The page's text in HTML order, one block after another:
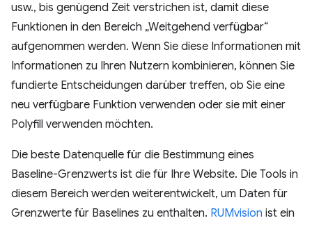
usw., bis genügend Zeit verstrichen ist, damit diese
Funktionen in den Bereich „Weitgehend verfügbar“
aufgenommen werden. Wenn Sie diese Informationen mit
Informationen zu Ihren Nutzern kombinieren, können Sie
fundierte Entscheidungen darüber treffen, ob Sie eine
neu verfügbare Funktion verwenden oder sie mit einer
Polyfill verwenden möchten.
Die beste Datenquelle für die Bestimmung eines
Baseline-Grenzwerts ist die für Ihre Website. Die Tools in
diesem Bereich werden weiterentwickelt, um Daten für
Grenzwerte für Baselines zu enthalten. RUMvision ist ein